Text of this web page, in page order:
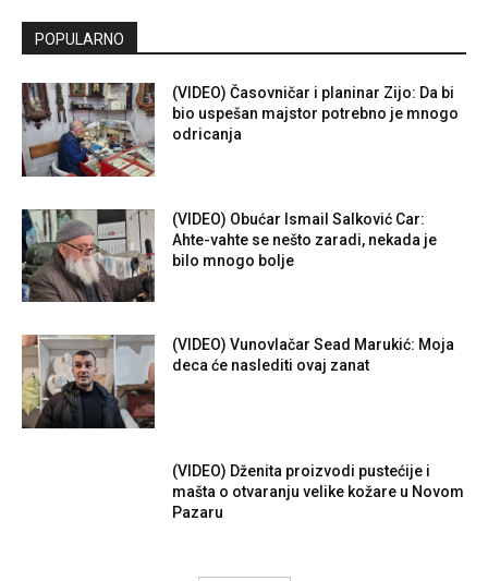
POPULARNO
(VIDEO) Časovničar i planinar Zijo: Da bi
bio uspešan majstor potrebno je mnogo
odricanja
(VIDEO) Obućar Ismail Salković Car:
Ahte-vahte se nešto zaradi, nekada je
bilo mnogo bolje
(VIDEO) Vunovlačar Sead Marukić: Moja
deca će naslediti ovaj zanat
(VIDEO) Dženita proizvodi pustećije i
mašta o otvaranju velike kožare u Novom
Pazaru